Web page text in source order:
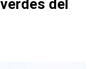
del